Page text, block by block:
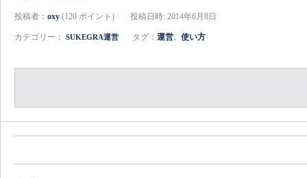
投稿者： oxy (120 ポイント) 投稿日時: 2014年6月8日
カテゴリー： SUKEGRA運営 タグ： 運営、 使い方